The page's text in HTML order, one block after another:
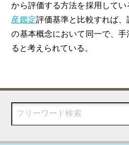
から評価する方法を採用して
産鑑定評価基準と比較すれば
の基本概念において同一で、
ると考えられている。